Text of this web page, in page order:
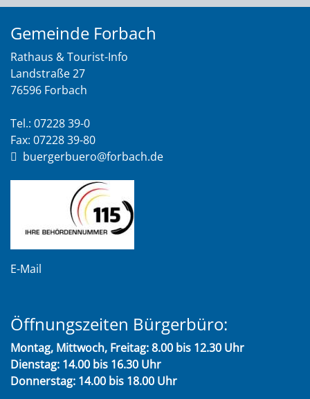
Gemeinde Forbach
Rathaus & Tourist-Info
Landstraße 27
76596 Forbach
Tel.: 07228 39-0
Fax: 07228 39-80
buergerbuero@forbach.de
E-Mail
Öffnungszeiten Bürgerbüro:
Montag, Mittwoch, Freitag: 8.00 bis 12.30 Uhr
Dienstag: 14.00 bis 16.30 Uhr
Donnerstag: 14.00 bis 18.00 Uhr